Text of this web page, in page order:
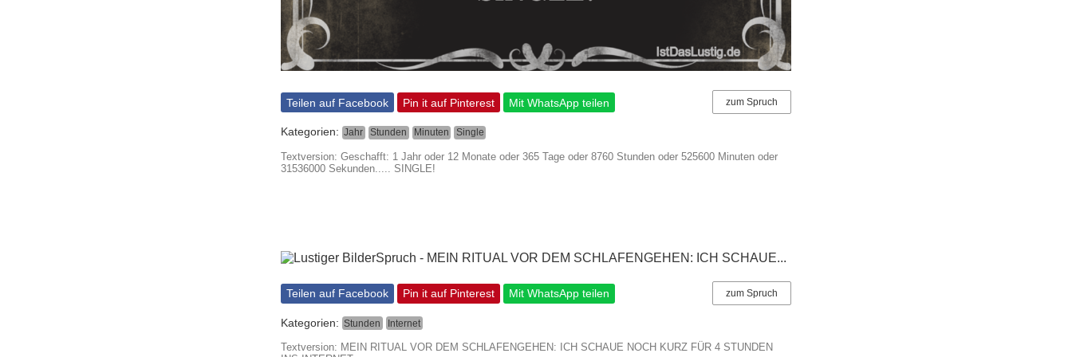
zum Spruch
Teilen auf Facebook Pin it auf Pinterest Mit WhatsApp teilen
Kategorien: Jahr Stunden Minuten Single
Textversion: Geschafft: 1 Jahr oder 12 Monate oder 365 Tage oder 8760 Stunden oder 525600 Minuten oder
31536000 Sekunden..... SINGLE!
zum Spruch
Teilen auf Facebook Pin it auf Pinterest Mit WhatsApp teilen
Kategorien: Stunden Internet
Textversion: MEIN RITUAL VOR DEM SCHLAFENGEHEN: ICH SCHAUE NOCH KURZ FÜR 4 STUNDEN